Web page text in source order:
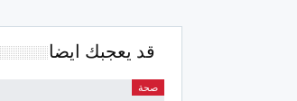
قد يعجبك ايضا
صحة